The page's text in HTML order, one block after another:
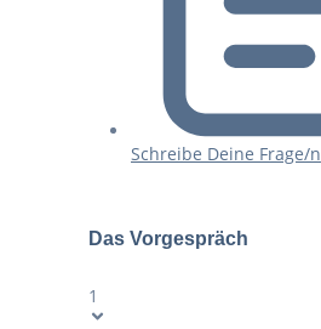
Schreibe Deine Frage/n
Das Vorgespräch
1